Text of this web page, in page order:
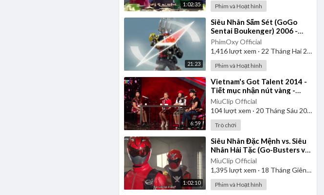
1:02:35 Phim và Hoạt hình
21:23
⁣Siêu Nhân Sấm Sét (GoGo
Sentai Boukenger) 2006 -
Tập 2 | Thuyết Minh
PhimOxy Official
1,416lượt xem · 22 Tháng Hai 2025
Phim và Hoạt hình
6:59
⁣Vietnam's Got Talent 2014 -
Tiết mục nhận nút vàng -
Nhóm 4 chị em
MiuClip Official
104lượt xem · 20 Tháng Sáu 2025
Trò chơi
1:02:10
⁣Siêu Nhân Đặc Mệnh vs. Siêu
Nhân Hải Tặc (Go-Busters vs.
Gokaiger) | Vietsub
MiuClip Official
1,395 lượt xem · 18 Tháng Giêng 2025
Phim và Hoạt hình